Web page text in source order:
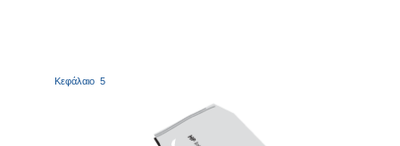
Κεφάλαιο 5